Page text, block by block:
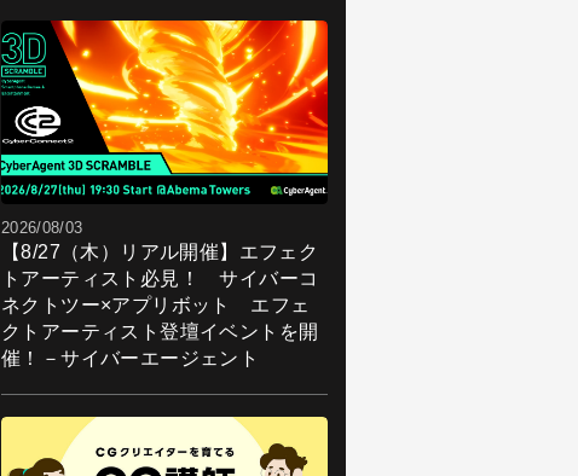
2026/08/03
【8/27（木）リアル開催】エフェク
トアーティスト必見！ サイバーコ
ネクトツー×アプリボット エフェ
クトアーティスト登壇イベントを開
催！－サイバーエージェント